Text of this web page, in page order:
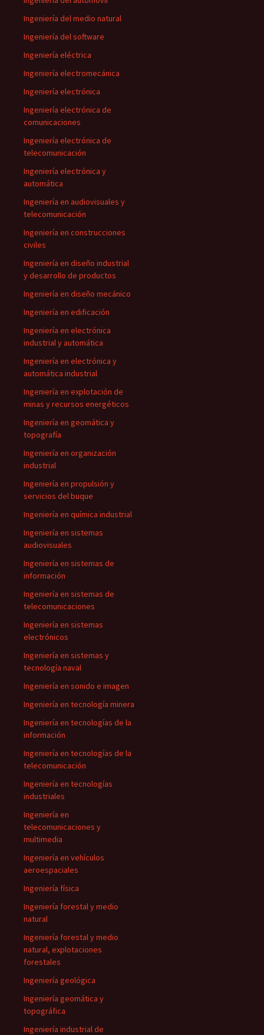
Ingeniería del medio natural
Ingeniería del software
Ingeniería eléctrica
Ingeniería electromecánica
Ingeniería electrónica
Ingeniería electrónica de
comunicaciones
Ingeniería electrónica de
telecomunicación
Ingeniería electrónica y
automática
Ingeniería en audiovisuales y
telecomunicación
Ingeniería en construcciones
civiles
Ingeniería en diseño industrial
y desarrollo de productos
Ingeniería en diseño mecánico
Ingeniería en edificación
Ingeniería en electrónica
industrial y automática
Ingeniería en electrónica y
automática industrial
Ingeniería en explotación de
minas y recursos energéticos
Ingeniería en geomática y
topografía
Ingeniería en organización
industrial
Ingeniería en propulsión y
servicios del buque
Ingeniería en química industrial
Ingeniería en sistemas
audiovisuales
Ingeniería en sistemas de
información
Ingeniería en sistemas de
telecomunicaciones
Ingeniería en sistemas
electrónicos
Ingeniería en sistemas y
tecnología naval
Ingeniería en sonido e imagen
Ingeniería en tecnología minera
Ingeniería en tecnologías de la
información
Ingeniería en tecnologías de la
telecomunicación
Ingeniería en tecnologías
industriales
Ingeniería en
telecomunicaciones y
multimedia
Ingeniería en vehículos
aeroespaciales
Ingeniería física
Ingeniería forestal y medio
natural
Ingeniería forestal y medio
natural, explotaciones
forestales
Ingeniería geológica
Ingeniería geomática y
topográfica
Ingeniería industrial de